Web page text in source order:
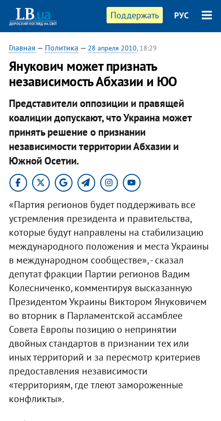
Поддержать РУС
Главная — Политика — 28 апреля 2010, 18:29
Янукович может признать
независимость Абхазии и ЮО
Представители оппозиции и правящей
коалиции допускают, что Украина может
принять решение о признании
независимости территории Абхазии и
Южной Осетии.
«Партия регионов будет поддерживать все
устремления президента и правительства,
которые будут направлены на стабилизацию
международного положения и места Украины
в международном сообществе», - сказал
депутат фракции Партии регионов Вадим
Колесниченко, комментируя высказанную
Президентом Украины Виктором Януковичем
во вторник в Парламентской ассамблее
Совета Европы позицию о непринятии
двойных стандартов в признании тех или
иных территорий и за пересмотр критериев
предоставления независимости
«территориям, где тлеют замороженные
конфликты».